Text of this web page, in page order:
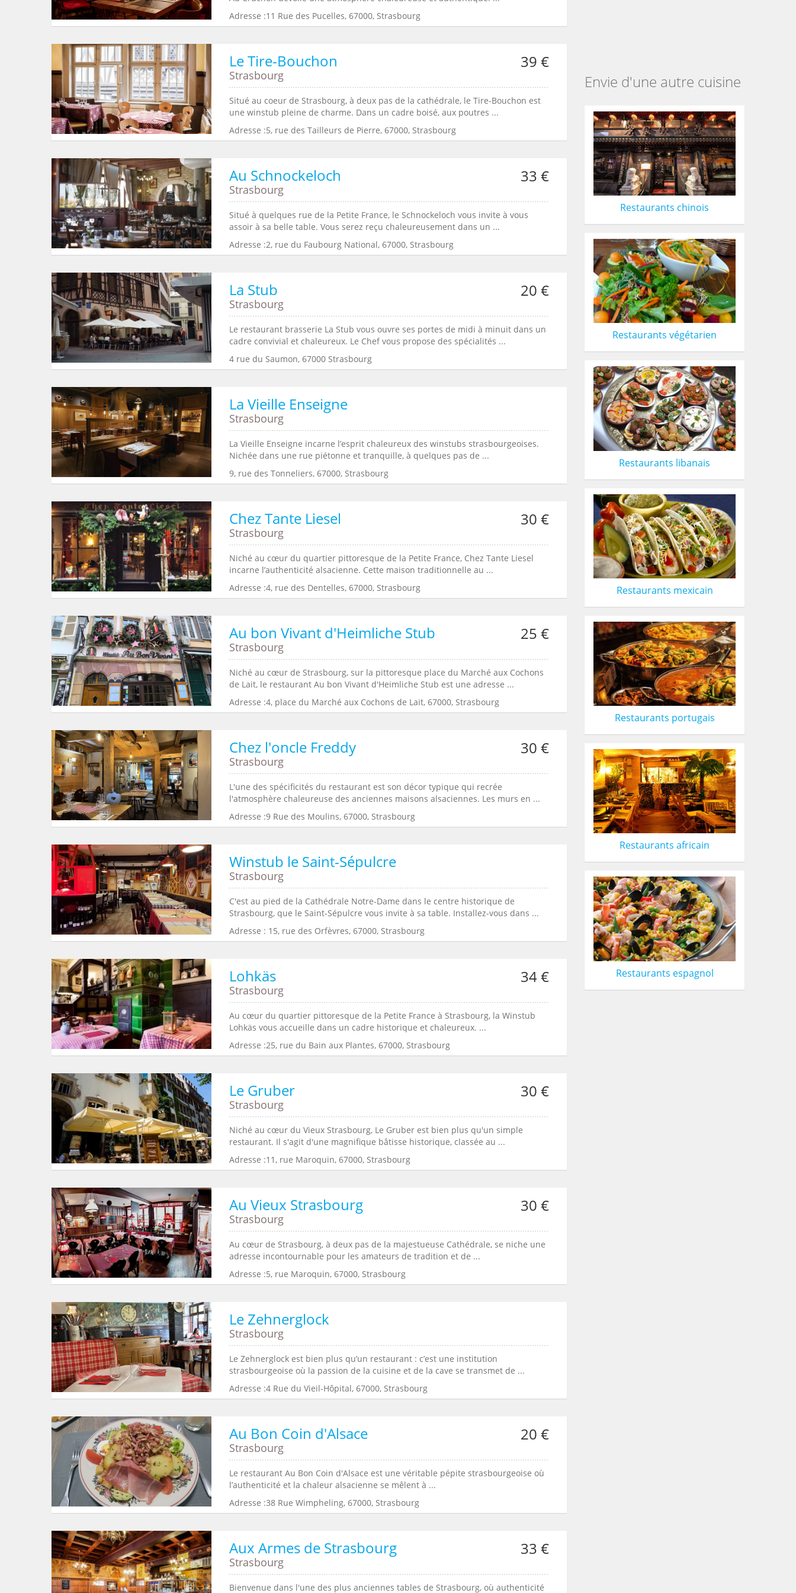
Adresse :11 Rue des Pucelles, 67000, Strasbourg
Le Tire-Bouchon 39 €
Strasbourg
Situé au coeur de Strasbourg, à deux pas de la cathédrale, le Tire-Bouchon est
une winstub pleine de charme. Dans un cadre boisé, aux poutres ...
Adresse :5, rue des Tailleurs de Pierre, 67000, Strasbourg
Au Schnockeloch 33 €
Strasbourg
Situé à quelques rue de la Petite France, le Schnockeloch vous invite à vous
assoir à sa belle table. Vous serez reçu chaleureusement dans un ...
Adresse :2, rue du Faubourg National, 67000, Strasbourg
La Stub 20 €
Strasbourg
Le restaurant brasserie La Stub vous ouvre ses portes de midi à minuit dans un
cadre convivial et chaleureux. Le Chef vous propose des spécialités ...
4 rue du Saumon, 67000 Strasbourg
La Vieille Enseigne
Strasbourg
La Vieille Enseigne incarne l’esprit chaleureux des winstubs strasbourgeoises.
Nichée dans une rue piétonne et tranquille, à quelques pas de ...
9, rue des Tonneliers, 67000, Strasbourg
Chez Tante Liesel 30 €
Strasbourg
Niché au cœur du quartier pittoresque de la Petite France, Chez Tante Liesel
incarne l’authenticité alsacienne. Cette maison traditionnelle au ...
Adresse :4, rue des Dentelles, 67000, Strasbourg
Au bon Vivant d'Heimliche Stub 25 €
Strasbourg
Niché au cœur de Strasbourg, sur la pittoresque place du Marché aux Cochons
de Lait, le restaurant Au bon Vivant d'Heimliche Stub est une adresse ...
Adresse :4, place du Marché aux Cochons de Lait, 67000, Strasbourg
Chez l'oncle Freddy 30 €
Strasbourg
L'une des spécificités du restaurant est son décor typique qui recrée
l'atmosphère chaleureuse des anciennes maisons alsaciennes. Les murs en ...
Adresse :9 Rue des Moulins, 67000, Strasbourg
Winstub le Saint-Sépulcre
Strasbourg
C'est au pied de la Cathédrale Notre-Dame dans le centre historique de
Strasbourg, que le Saint-Sépulcre vous invite à sa table. Installez-vous dans ...
Adresse : 15, rue des Orfèvres, 67000, Strasbourg
Lohkäs 34 €
Strasbourg
Au cœur du quartier pittoresque de la Petite France à Strasbourg, la Winstub
Lohkäs vous accueille dans un cadre historique et chaleureux. ...
Adresse :25, rue du Bain aux Plantes, 67000, Strasbourg
Le Gruber 30 €
Strasbourg
Niché au cœur du Vieux Strasbourg, Le Gruber est bien plus qu'un simple
restaurant. Il s'agit d'une magnifique bâtisse historique, classée au ...
Adresse :11, rue Maroquin, 67000, Strasbourg
Au Vieux Strasbourg 30 €
Strasbourg
Au cœur de Strasbourg, à deux pas de la majestueuse Cathédrale, se niche une
adresse incontournable pour les amateurs de tradition et de ...
Adresse :5, rue Maroquin, 67000, Strasbourg
Le Zehnerglock
Strasbourg
Le Zehnerglock est bien plus qu’un restaurant : c’est une institution
strasbourgeoise où la passion de la cuisine et de la cave se transmet de ...
Adresse :4 Rue du Vieil-Hôpital, 67000, Strasbourg
Au Bon Coin d'Alsace 20 €
Strasbourg
Le restaurant Au Bon Coin d'Alsace est une véritable pépite strasbourgeoise où
l’authenticité et la chaleur alsacienne se mêlent à ...
Adresse :38 Rue Wimpheling, 67000, Strasbourg
Aux Armes de Strasbourg 33 €
Strasbourg
Bienvenue dans l'une des plus anciennes tables de Strasbourg, où authenticité
Envie d'une autre cuisine
Restaurants chinois
Restaurants végétarien
Restaurants libanais
Restaurants mexicain
Restaurants portugais
Restaurants africain
Restaurants espagnol